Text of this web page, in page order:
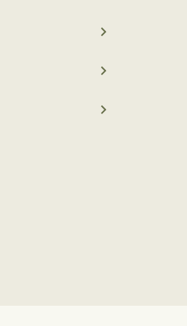
navigate_next
navigate_next
navigate_next